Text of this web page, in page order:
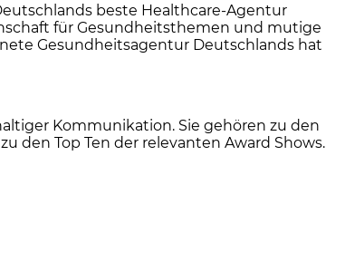
beste Healthcare-Agentur
für Gesundheitsthemen und mutige
Gesundheitsagentur Deutschlands hat
Kommunikation. Sie gehören zu den
den Top Ten der relevanten Award Shows.